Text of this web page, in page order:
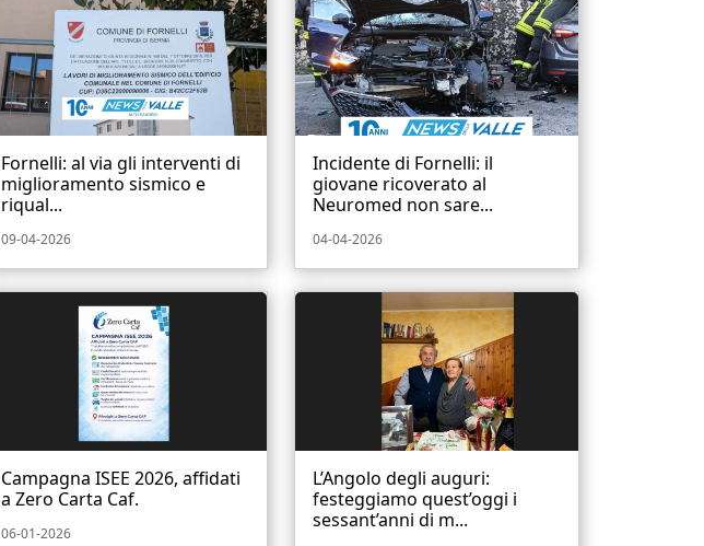
Fornelli: al via gli interventi di
miglioramento sismico e
riqual...
09-04-2026
Incidente di Fornelli: il
giovane ricoverato al
Neuromed non sare...
04-04-2026
Campagna ISEE 2026, affidati
a Zero Carta Caf.
06-01-2026
L’Angolo degli auguri:
festeggiamo quest’oggi i
sessant’anni di m...